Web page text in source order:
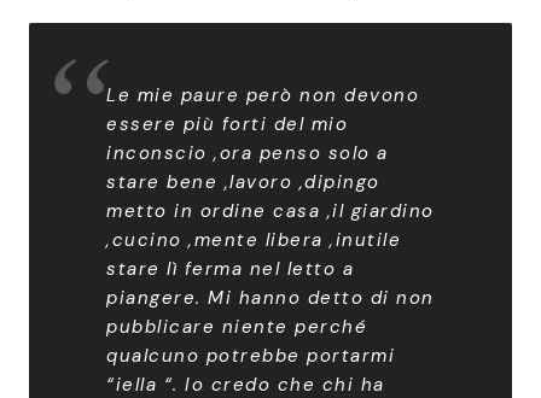
Le mie paure però non devono
essere più forti del mio
inconscio ,ora penso solo a
stare bene ,lavoro ,dipingo
metto in ordine casa ,il giardino
,cucino ,mente libera ,inutile
stare lì ferma nel letto a
piangere. Mi hanno detto di non
pubblicare niente perché
qualcuno potrebbe portarmi
“iella “. Io credo che chi ha